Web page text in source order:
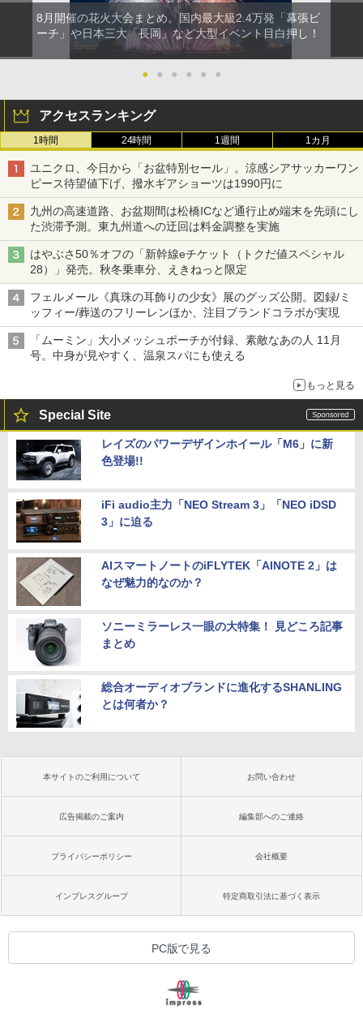
8月開催の花火大会まとめ。国内最大級2.4万発「幕張ビ
ーチ」や日本三大「長岡」など大型イベント目白押し！
● ● ● ● ● ●
アクセスランキング
1時間 24時間 1週間 1カ月
ユニクロ、今日から「お盆特別セール」。涼感シアサッカーワン
ピース待望値下げ、撥水ギアショーツは1990円に
九州の高速道路、お盆期間は松橋ICなど通行止め端末を先頭にし
た渋滞予測。東九州道への迂回は料金調整を実施
はやぶさ50％オフの「新幹線eチケット（トクだ値スペシャル
28）」発売。秋冬乗車分、えきねっと限定
フェルメール《真珠の耳飾りの少女》展のグッズ公開。図録/ミ
ッフィー/葬送のフリーレンほか、注目ブランドコラボが実現
「ムーミン」大小メッシュポーチが付録、素敵なあの人 11月
号。中身が見やすく、温泉スパにも使える
もっと見る
Special Site
レイズのパワーデザインホイール「M6」に新
色登場!!
iFi audio主力「NEO Stream 3」「NEO iDSD
3」に迫る
AIスマートノートのiFLYTEK「AINOTE 2」は
なぜ魅力的なのか？
ソニーミラーレス一眼の大特集！ 見どころ記事
まとめ
総合オーディオブランドに進化するSHANLING
とは何者か？
本サイトのご利用について お問い合わせ
広告掲載のご案内 編集部へのご連絡
プライバシーポリシー 会社概要
インプレスグループ 特定商取引法に基づく表示
PC版で見る